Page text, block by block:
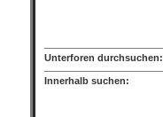
Unterforen durchsuchen:
Innerhalb suchen: